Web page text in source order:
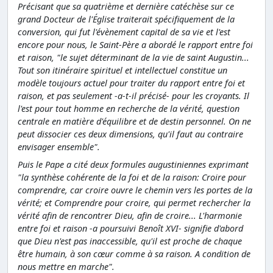
Précisant que sa quatrième et dernière catéchèse sur ce
grand Docteur de l'Église traiterait spécifiquement de la
conversion, qui fut l'évènement capital de sa vie et l'est
encore pour nous, le Saint-Père a abordé le rapport entre foi
et raison, "le sujet déterminant de la vie de saint Augustin...
Tout son itinéraire spirituel et intellectuel constitue un
modèle toujours actuel pour traiter du rapport entre foi et
raison, et pas seulement -a-t-il précisé- pour les croyants. Il
l'est pour tout homme en recherche de la vérité, question
centrale en matière d'équilibre et de destin personnel. On ne
peut dissocier ces deux dimensions, qu'il faut au contraire
envisager ensemble".
Puis le Pape a cité deux formules augustiniennes exprimant
"la synthèse cohérente de la foi et de la raison: Croire pour
comprendre, car croire ouvre le chemin vers les portes de la
vérité; et Comprendre pour croire, qui permet rechercher la
vérité afin de rencontrer Dieu, afin de croire... L'harmonie
entre foi et raison -a poursuivi Benoît XVI- signifie d'abord
que Dieu n'est pas inaccessible, qu'il est proche de chaque
être humain, à son cœur comme à sa raison. A condition de
nous mettre en marche".